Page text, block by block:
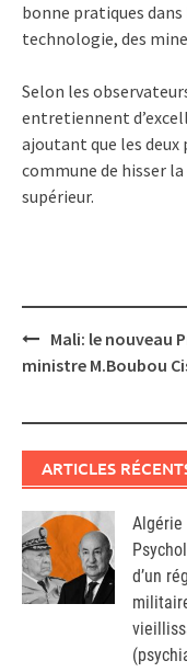
bonne pratiques
technologie, des
Selon les
entretiennent
ajoutant que les
commune de hisser
supérieur.
Post
navigation
Mali: le nouveau
ministre M.Boubou
ARTICLES
Algérie
d’un